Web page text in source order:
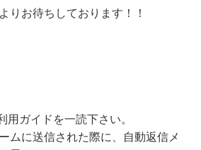
りお待ちしております！！
ガイドを一読下さい。
ムに送信された際に、自動返信メ